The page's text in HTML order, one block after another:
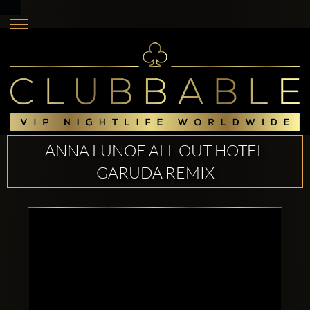
ANNA LUNOE ALL OUT HOTEL
GARUDA REMIX